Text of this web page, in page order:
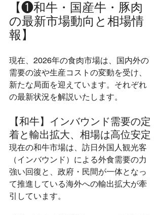
【❶和牛・国産牛・豚肉
の最新市場動向と相場情
報】
現在、2026年の食肉市場は、国内外の
需要の波や生産コストの変動を受け、
新たな局面を迎えています。それぞれ
の最新状況を解説いたします。
【和牛】インバウンド需要の定
着と輸出拡大、相場は高位安定
現在の和牛市場は、訪日外国人観光客
（インバウンド）による外食需要の力
強い回復と、政府・民間が一体となっ
て推進している海外への輸出拡大が牽
引しています。